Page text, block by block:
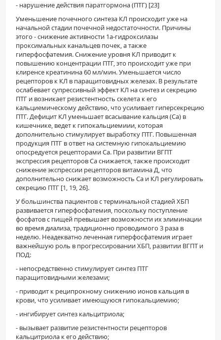
- нарушение действия паратгормона (ПТГ) [23]
Уменьшение почечного синтеза КЛ происходит уже на
начальной стадии почечной недостаточности. Причины
этого - снижение активности 1a-гидроксилазы
проксимальных канальцев почек, а также
гиперфосфатемия. Снижение уровня КЛ приводит к
повышению концентрации ПТГ, это происходит уже при
клиренсе креатинина 60 мл/мин. Уменьшается число
рецепторов к КЛ в паращитовидных железах. В результате
ослабевает супрессивный эффект КЛ на синтез и секрецию
ПТГ и возникает резистентность скелета к его
кальциемическому действию, что усиливает гиперсекрецию
ПТГ. Дефицит КЛ уменьшает всасывание кальция (Са) в
кишечнике, ведет к гипокальциемиии, которая
дополнительно стимулирует выработку ПТГ. Повышенная
продукция ПТГ в ответ на системную гипокальциемию
опосредуется рецепторами Са. При развитии ВГПТ
экспрессия рецепторов Са снижается, также происходит
снижение экспрессии рецепторов витамина Д, что
дополнительно снижает возможность Са и КЛ регулировать
секрецию ПТГ [1, 19, 26].
У большинства пациентов с терминальной стадией ХБП
развивается гиперфосфатемия, поскольку поступление
фосфатов с пищей превышает возможности их элиминации
во время диализа, традиционно проводимого 3 раза в
неделю. Неадекватно леченная гиперфосфатемия играет
важнейшую роль в прогрессировании ХБП, развитии ВГПТ и
ПОД:
- непосредственно стимулирует синтез ПТГ
паращитовидными железами;
- приводит к реципрокному снижению ионов кальция в
крови, что усиливает имеющуюся гипокальциемию;
- ингибирует синтез кальцитриола;
- вызывает развитие резистентности рецепторов
кальцитриола к его действию;